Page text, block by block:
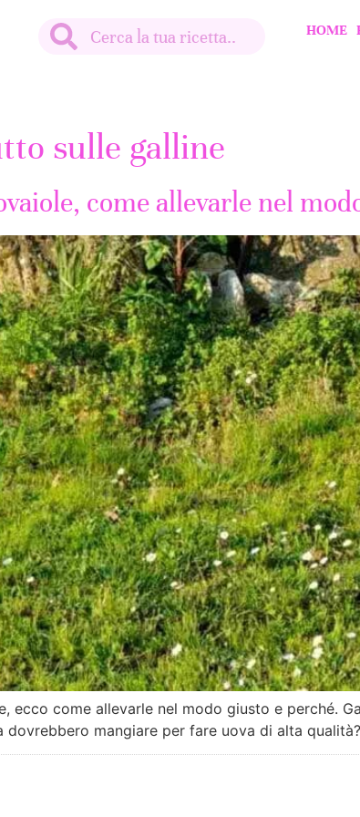
HOME
sulle galline
come allevarle nel
ecco come allevarle nel modo giusto e perché.
dovrebbero mangiare per fare uova di alta